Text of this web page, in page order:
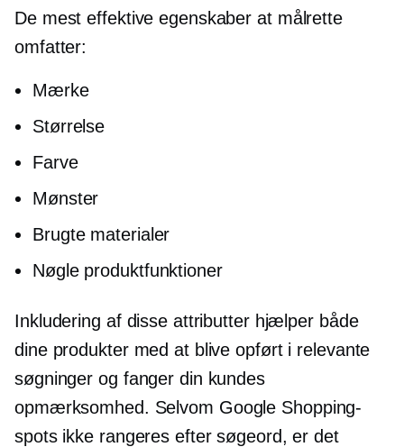
De mest effektive egenskaber at målrette
omfatter:
Mærke
Størrelse
Farve
Mønster
Brugte materialer
Nøgle produktfunktioner
Inkludering af disse attributter hjælper både
dine produkter med at blive opført i relevante
søgninger og fanger din kundes
opmærksomhed. Selvom Google Shopping-
spots ikke rangeres efter søgeord, er det